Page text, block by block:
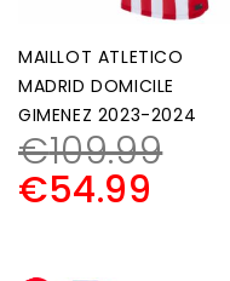
MAILLOT ATLETICO
MADRID DOMICILE
GIMENEZ 2023-2024
€109.99
€54.99